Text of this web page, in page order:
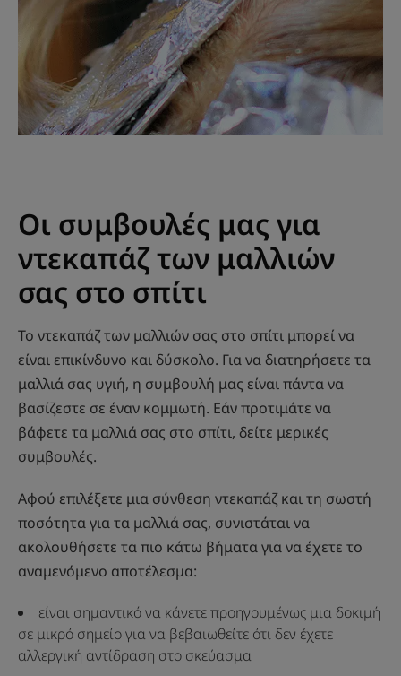
Οι συμβουλές μας για
ντεκαπάζ των μαλλιών
σας στο σπίτι
Το ντεκαπάζ των μαλλιών σας στο σπίτι μπορεί να
είναι επικίνδυνο και δύσκολο. Για να διατηρήσετε τα
μαλλιά σας υγιή, η συμβουλή μας είναι πάντα να
βασίζεστε σε έναν κομμωτή. Εάν προτιμάτε να
βάφετε τα μαλλιά σας στο σπίτι, δείτε μερικές
συμβουλές.
Αφού επιλέξετε μια σύνθεση ντεκαπάζ και τη σωστή
ποσότητα για τα μαλλιά σας, συνιστάται να
ακολουθήσετε τα πιο κάτω βήματα για να έχετε το
αναμενόμενο αποτέλεσμα:
είναι σημαντικό να κάνετε προηγουμένως μια δοκιμή
σε μικρό σημείο για να βεβαιωθείτε ότι δεν έχετε
αλλεργική αντίδραση στο σκεύασμα